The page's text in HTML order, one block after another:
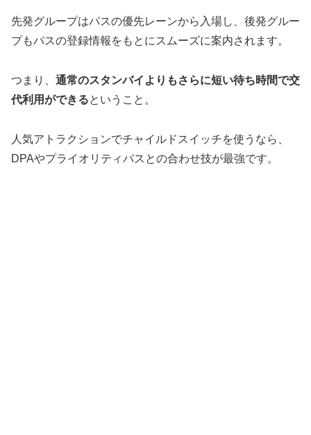
先発グループはパスの優先レーンから入場し、後発グルー
プもパスの登録情報をもとにスムーズに案内されます。
つまり、 通常のスタンバイよりもさらに短い待ち時間で交
代利用ができるということ。
人気アトラクションでチャイルドスイッチを使うなら、
DPAやプライオリティパスとの合わせ技が最強です。